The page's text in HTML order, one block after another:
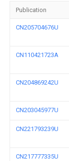
Publication
CN205704676U
CN110421723A
CN204869242U
CN203045977U
CN221793239U
CN217777335U